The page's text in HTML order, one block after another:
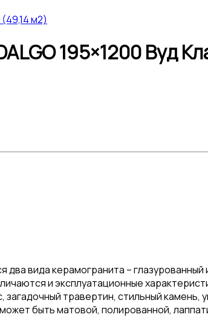
м2)
195×1200 Вуд
вида керамогранита –
и эксплуатационные
травертин, стильный
быть матовой, полированной,